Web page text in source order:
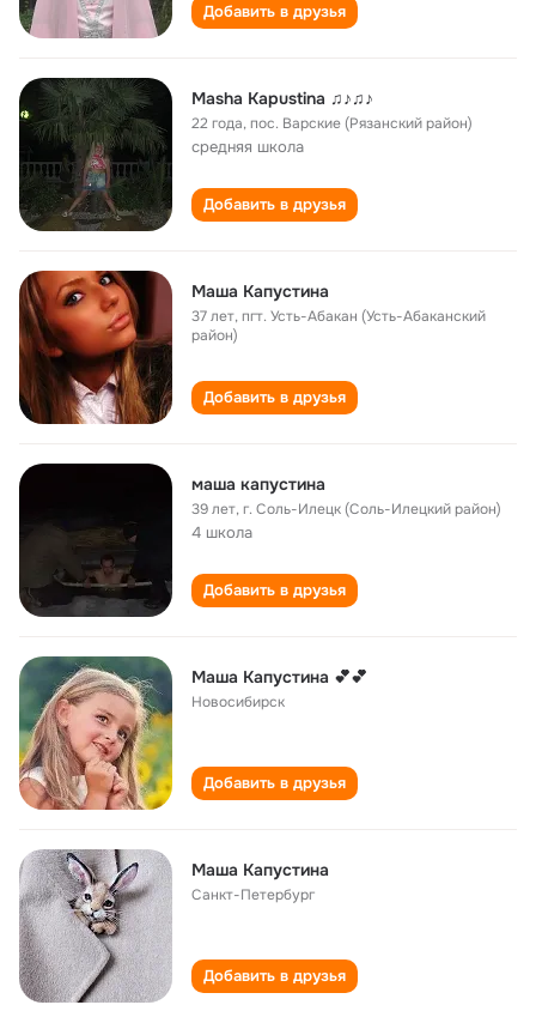
Добавить в друзья
Masha Kapustina ♫♪♫♪
22 года,пос. Варские (Рязанский район)
cредняя школа
Добавить в друзья
Маша Капустина
37 лет,пгт. Усть-Абакан (Усть-Абаканский
район)
Добавить в друзья
маша капустина
39 лет,г. Соль-Илецк (Соль-Илецкий район)
4 школа
Добавить в друзья
Маша Капустина 💕💕
Новосибирск
Добавить в друзья
Маша Капустина
Санкт-Петербург
Добавить в друзья